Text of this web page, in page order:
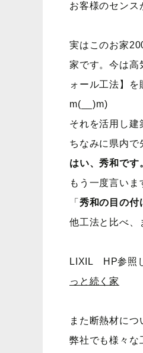
お客様のセン
実はこのお家
家です。今は高
ォール工法】
m(__)m)
それを活用し建
ちなみに県内
はい、秀和です
もう一度言い
「 秀和の目の付
他工法と比べ、
LIXIL HP参照
っと続く家
また断熱材につ
弊社でも様々な